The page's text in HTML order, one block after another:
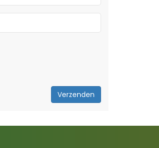
Verzenden